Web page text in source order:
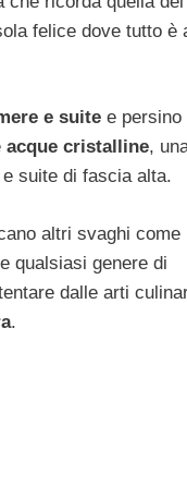
felice dove tutto è
e suite e persino
acque cristalline,
suite di fascia alta.
altri svaghi come
qualsiasi genere di
dalle arti
.